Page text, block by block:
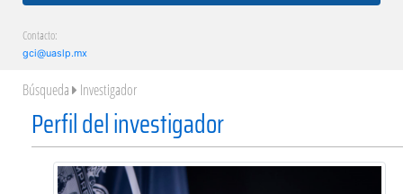
Contacto:
gci@uaslp.mx
Búsqueda Investigador
Perfil del investigador